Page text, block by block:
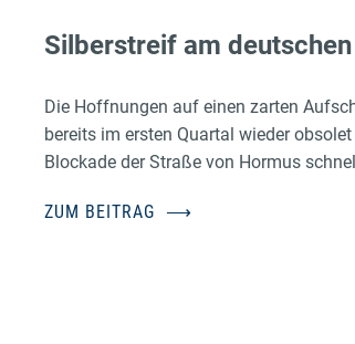
Silberstreif am
Die Hoffnungen auf einen zarten
bereits im ersten Quartal wieder
Blockade der Straße von Hormus
ZUM BEITRAG ⟶